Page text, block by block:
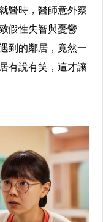
醫時，醫師意外察
假性失智與憂鬱
到的鄰居，竟然一
有說有笑，這才讓